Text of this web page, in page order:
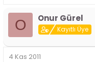
O Onur Gürel
Kayıtlı Üye
4 Kas 2011